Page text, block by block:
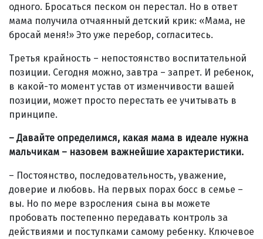
одного. Бросаться песком он перестал. Но в ответ
мама получила отчаянный детский крик: «Мама, не
бросай меня!» Это уже перебор, согласитесь.
Третья крайность – непостоянство воспитательной
позиции. Сегодня можно, завтра – запрет. И ребенок,
в какой-то момент устав от изменчивости вашей
позиции, может просто перестать ее учитывать в
принципе.
– Давайте определимся, какая мама в идеале нужна
мальчикам – назовем важнейшие характеристики.
– Постоянство, последовательность, уважение,
доверие и любовь. На первых порах босс в семье –
вы. Но по мере взросления сына вы можете
пробовать постепенно передавать контроль за
действиями и поступками самому ребенку. Ключевое